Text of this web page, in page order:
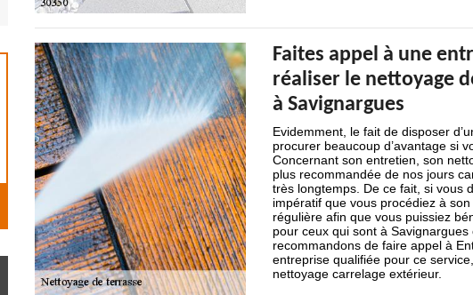
Faites appel à une
réaliser le nettoyage
à Savignargues
Evidemment, le fait de disposer
procurer beaucoup d’avantage si
Concernant son entretien, son
plus recommandée de nos jours
très longtemps. De ce fait, si vous
impératif que vous procédiez à
régulière afin que vous puissiez
pour ceux qui sont à
recommandons de faire appel à
entreprise qualifiée pour ce
nettoyage carrelage extérieur.